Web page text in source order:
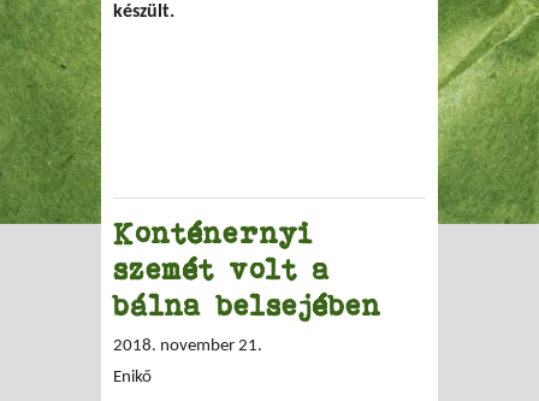
készült.
Konténernyi
szemét volt a
bálna belsejében
2018. november 21.
Enikő